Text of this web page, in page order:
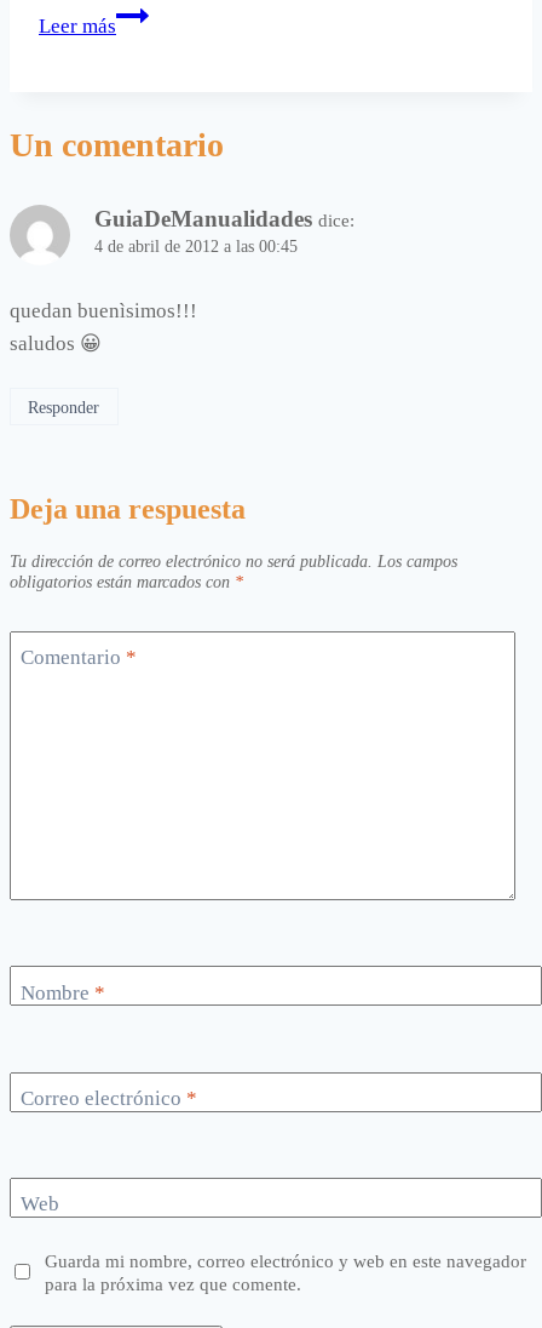
Leer más
Muebles
mojar.
Un comentario
GuiaDeManualidades dice:
4 de abril de 2012 a las 00:45
quedan buenìsimos!!!
saludos 😀
Responder
Deja una respuesta
Tu dirección de correo electrónico no será publicada. Los campos
obligatorios están marcados con *
Comentario *
Nombre *
Correo electrónico *
Web
Guarda mi nombre, correo electrónico y web en este navegador
para la próxima vez que comente.